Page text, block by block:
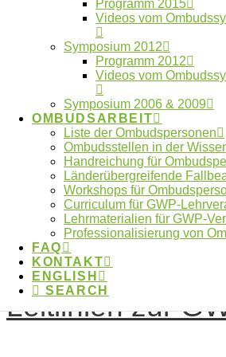
Programm 2015
Videos vom
Symposium 2012
Programm 2012
Videos vom
Symposium 2006 & 2009
OMBUDSARBEIT
Liste der Ombudspersonen
Ombudsstellen in der
Handreichung für
Länderübergreifende
Workshops für
Curriculum für GWP-
Lehrmaterialien für GWP-
Professionalisierung von
FAQ
KONTAKT
ENGLISH
SEARCH
von
der Wissenschaft
Auf dieser Seite finden Sie Literatur
Ombudsarbeit und zum Aufbau von
der Wissenschaft.
30.November 2020
Leitlinien zur